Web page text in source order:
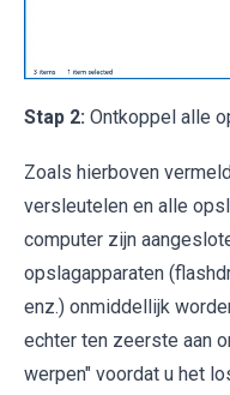
Stap 2: Ontkoppel alle
Zoals hierboven
versleutelen en alle
computer zijn
opslagapparaten
enz.) onmiddellijk
echter ten zeerste aan
werpen" voordat u het